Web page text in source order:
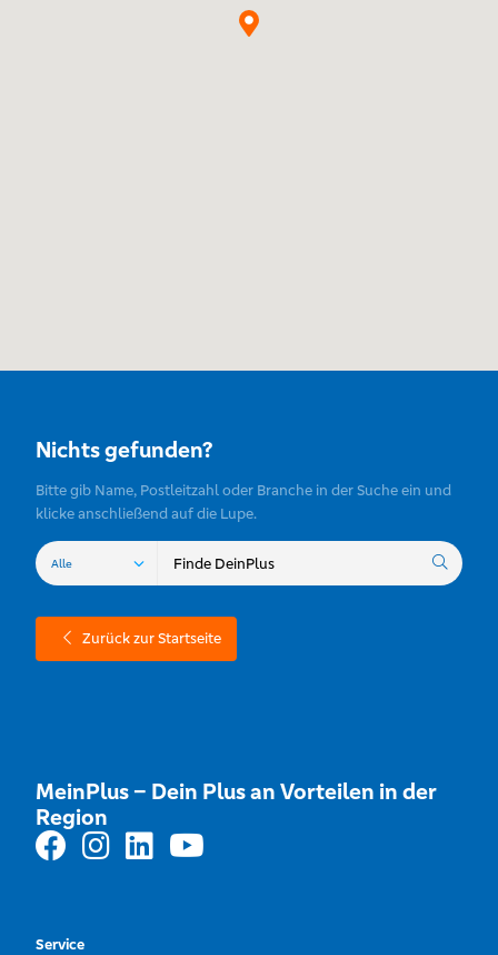
Nichts gefunden?
Bitte gib Name, Postleitzahl oder Branche in der Suche ein und
klicke anschließend auf die Lupe.
Zurück zur Startseite
MeinPlus – Dein Plus an Vorteilen in der
Region
Service